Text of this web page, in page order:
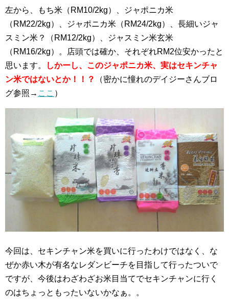
左から、もち米（RM10/2kg）、ジャポニカ米
（RM22/2kg）、ジャポニカ米（RM24/2kg）、長細いジャ
スミン米？（RM12/2kg）、ジャスミン米玄米
（RM16/2kg）。店頭では確か、それぞれRM2位安かったと
思います。
しかーし、このジャポニカ米、実はセキンチャ
ン米ではないとか！！？
（密かに憧れのデイジーさんブロ
グ参照→ ここ ）
今回は、セキンチャン米を買いに行ったわけではなく、な
ぜか赤い木が有名なレダンビーチを目指して行ったついで
ですが、今後はわざわざお米目当てでセキンチャンに行く
のはちょっともったいないかなぁ。。